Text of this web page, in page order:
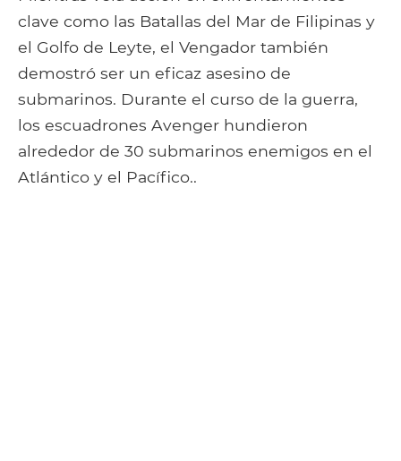
clave como las Batallas del Mar de Filipinas y
el Golfo de Leyte, el Vengador también
demostró ser un eficaz asesino de
submarinos. Durante el curso de la guerra,
los escuadrones Avenger hundieron
alrededor de 30 submarinos enemigos en el
Atlántico y el Pacífico..